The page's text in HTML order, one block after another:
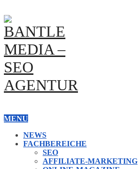
MENU
NEWS
FACHBEREICHE
SEO
AFFILIATE-MARKETING